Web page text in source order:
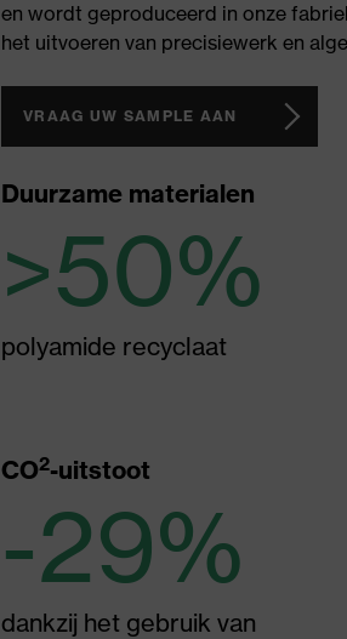
en wordt geproduceerd in onze
het uitvoeren van precisiewerk en
VRAAG UW SAMPLE AAN
Duurzame materialen
>50%
polyamide recyclaat
CO2-uitstoot
-29%
dankzij het gebruik van